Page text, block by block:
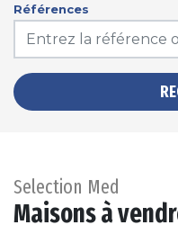
Références
Selection Med
Maisons à